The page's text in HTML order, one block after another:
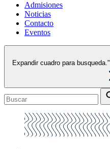
Admisiones
Noticias
Contacto
Eventos
Expandir cuadro para busqueda."